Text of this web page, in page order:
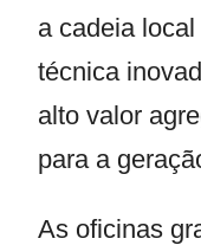
a cadeia
técnica
alto valor
para a
As oficinas